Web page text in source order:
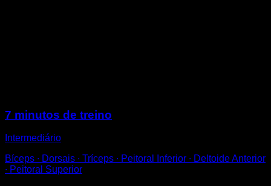
7 minutos de treino
Intermediário
Bíceps ∙ Dorsais ∙ Tríceps ∙ Peitoral Inferior ∙ Deltoide Anterior
∙ Peitoral Superior